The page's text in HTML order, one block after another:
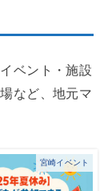
ベント・施設
など、地元マ
宮崎イベント